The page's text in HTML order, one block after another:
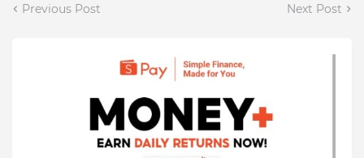
Previous Post Next Post